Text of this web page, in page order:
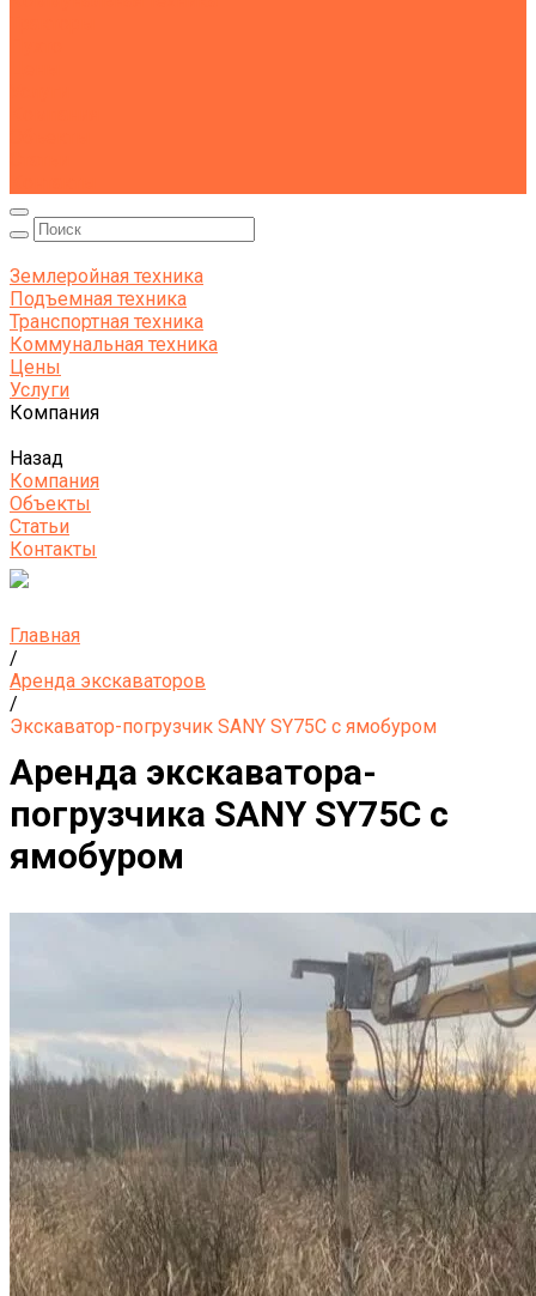
Землеройная техника
Подъемная техника
Транспортная техника
Коммунальная техника
Цены
Услуги
Компания
Назад
Компания
Объекты
Статьи
Контакты
Главная
/
Аренда экскаваторов
/
Экскаватор-погрузчик SANY SY75C с ямобуром
Аренда экскаватора-
погрузчика SANY SY75C с
ямобуром